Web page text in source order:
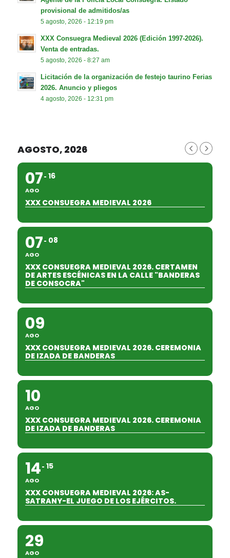
provisional de admitidos/as
5 agosto, 2026 - 12:19 pm
XXX Consuegra Medieval 2026 (Edición 1997-2026).
Venta de entradas.
5 agosto, 2026 - 8:27 am
Licitación de la organización de festejo taurino Ferias
2026. Anuncio y pliegos
4 agosto, 2026 - 12:31 pm
AGOSTO, 2026
07
AGO
16
XXX CONSUEGRA MEDIEVAL 2026
07
AGO
08
XXX CONSUEGRA MEDIEVAL 2026. CERTAMEN
DE ARTES ESCÉNICAS EN LA CALLE "BANDERAS
DE CONSOCRA"
09
AGO
XXX CONSUEGRA MEDIEVAL 2026. CEREMONIA
DE IZADA DE BANDERAS
10
AGO
XXX CONSUEGRA MEDIEVAL 2026. CEREMONIA
DE IZADA DE BANDERAS
14
AGO
15
XXX CONSUEGRA MEDIEVAL 2026: AS-
SATRANY-EL JUEGO DE LOS EJÉRCITOS.
29
AGO